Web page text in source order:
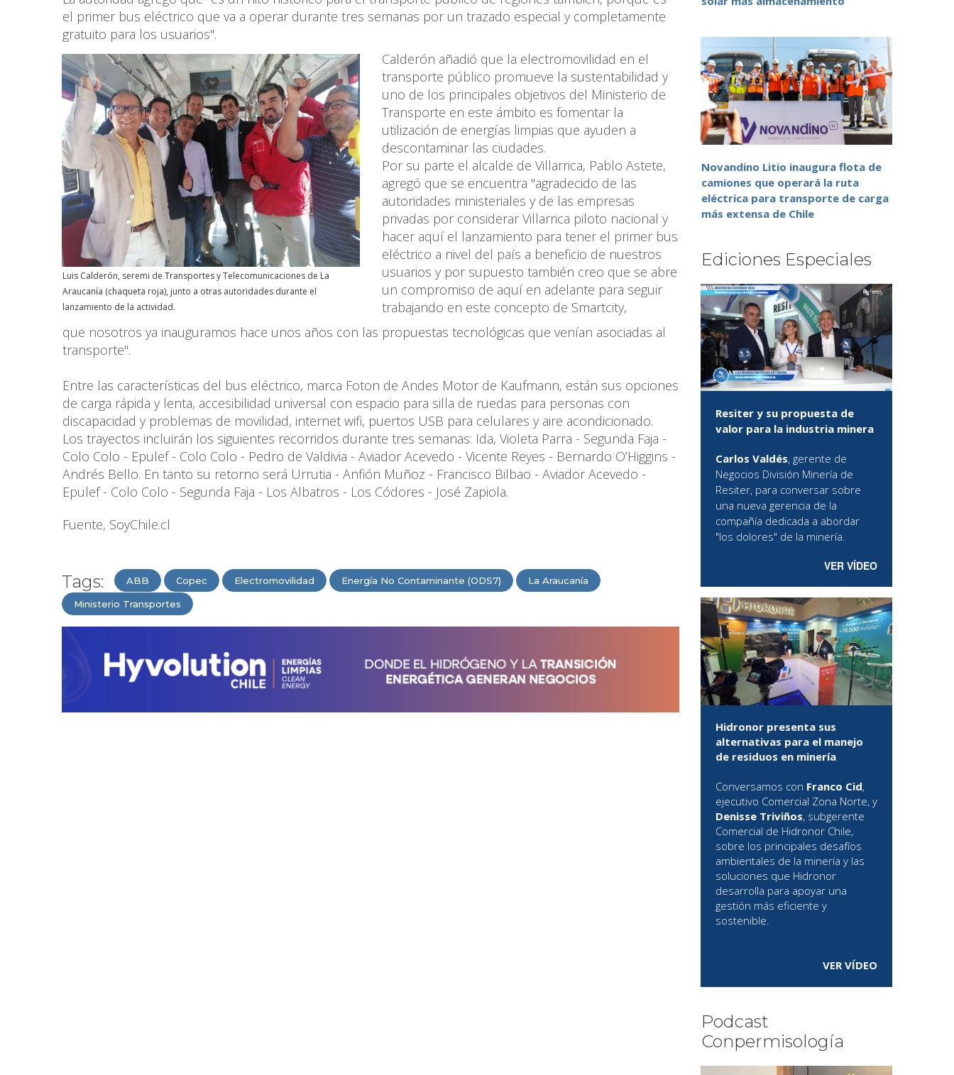
el primer bus eléctrico que va a operar durante tres semanas por un trazado especial y completamente
gratuito para los usuarios".
Luis Calderón, seremi de Transportes y Telecomunicaciones de La
Araucanía (chaqueta roja), junto a otras autoridades durante el
lanzamiento de la actividad.
Calderón añadió que la electromovilidad en el
transporte público promueve la sustentabilidad y
uno de los principales objetivos del Ministerio de
Transporte en este ámbito es fomentar la
utilización de energías limpias que ayuden a
descontaminar las ciudades.
Por su parte el alcalde de Villarrica, Pablo Astete,
agregó que se encuentra "agradecido de las
autoridades ministeriales y de las empresas
privadas por considerar Villarrica piloto nacional y
hacer aquí el lanzamiento para tener el primer bus
eléctrico a nivel del país a beneficio de nuestros
usuarios y por supuesto también creo que se abre
un compromiso de aquí en adelante para seguir
trabajando en este concepto de Smartcity,
que nosotros ya inauguramos hace unos años con las propuestas tecnológicas que venían asociadas al
transporte".
Entre las características del bus eléctrico, marca Foton de Andes Motor de Kaufmann, están sus opciones
de carga rápida y lenta, accesibilidad universal con espacio para silla de ruedas para personas con
discapacidad y problemas de movilidad, internet wifi, puertos USB para celulares y aire acondicionado.
Los trayectos incluirán los siguientes recorridos durante tres semanas: Ida, Violeta Parra - Segunda Faja -
Colo Colo - Epulef - Colo Colo - Pedro de Valdivia - Aviador Acevedo - Vicente Reyes - Bernardo O’Higgins -
Andrés Bello. En tanto su retorno será Urrutia - Anfión Muñoz - Francisco Bilbao - Aviador Acevedo -
Epulef - Colo Colo - Segunda Faja - Los Albatros - Los Códores - José Zapiola.
Fuente, SoyChile.cl
Tags: ABB Copec Electromovilidad Energía No Contaminante (ODS7) La Araucanía
Ministerio Transportes
Novandino Litio inaugura flota de
camiones que operará la ruta
eléctrica para transporte de carga
más extensa de Chile
Ediciones Especiales
Resiter y su propuesta de
valor para la industria minera
Carlos Valdés, gerente de
Negocios División Minería de
Resiter, para conversar sobre
una nueva gerencia de la
compañía dedicada a abordar
"los dolores" de la minería.
VER VÍDEO
Hidronor presenta sus
alternativas para el manejo
de residuos en minería
Conversamos con Franco Cid,
ejecutivo Comercial Zona Norte, y
Denisse Triviños, subgerente
Comercial de Hidronor Chile,
sobre los principales desafíos
ambientales de la minería y las
soluciones que Hidronor
desarrolla para apoyar una
gestión más eficiente y
sostenible.
VER VÍDEO
Podcast
Conpermisología